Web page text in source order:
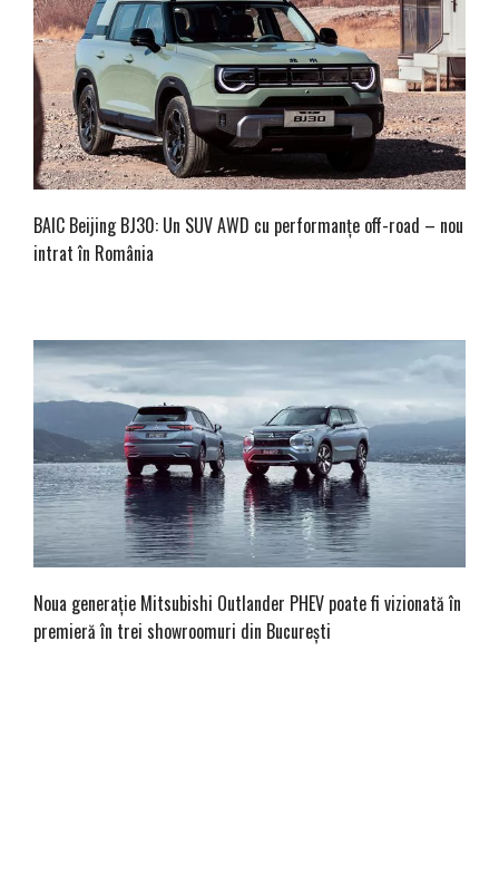
BAIC Beijing BJ30: Un SUV AWD cu performanțe off-road – nou
intrat în România
Noua generație Mitsubishi Outlander PHEV poate fi vizionată în
premieră în trei showroomuri din București